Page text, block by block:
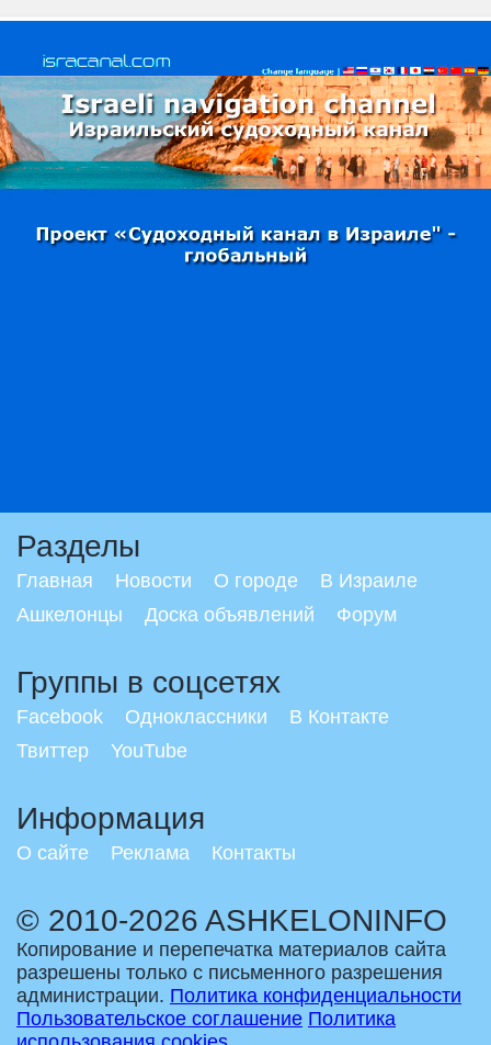
Разделы
Главная Новости О городе
В Израиле
Ашкелонцы
Доска объявлений Форум
Группы в соцсетях
Facebook Одноклассники
В Контакте
Твиттер
YouTube
Информация
О сайте Реклама Контакты
© 2010-2026 ASHKELONINFO
Копирование и перепечатка материалов сайта
разрешены только с письменного разрешения
администрации. Политика конфиденциальности
Пользовательское соглашение Политика